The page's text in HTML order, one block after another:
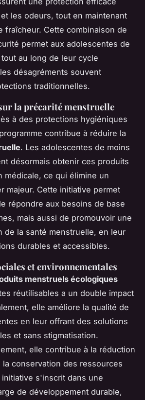
les odeurs, tout en maintenant
fraîcheur. Cette combinaison de
permet aux adolescentes de
au long de leur cycle
désagréments souvent
traditionnelles.
la précarité menstruelle
à des protections hygiéniques
contribue à réduire la
. Les adolescentes de moins
désormais obtenir ces produits
médicale, ce qui élimine un
majeur. Cette initiative permet
répondre aux besoins de base
mais aussi de promouvoir une
de la santé menstruelle, en leur
durables et accessibles.
et environnementales
menstruels écologiques
réutilisables a un double impact
elle améliore la qualité de
en leur offrant des solutions
et sans stigmatisation.
elle contribue à la réduction
conservation des ressources
s'inscrit dans une
de développement durable,